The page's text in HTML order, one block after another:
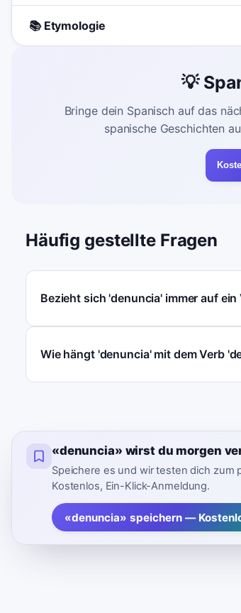
📚 Etymologie
💡
Bringe dein Spanisch auf das
spanische Geschichten
Häufig gestellte Fragen
Bezieht sich 'denuncia' immer auf ein
Wie hängt 'denuncia' mit dem Verb
«denuncia» wirst du morgen
Speichere es und wir testen dich
Kostenlos, Ein-Klick-Anmeldung.
«denuncia» speichern —